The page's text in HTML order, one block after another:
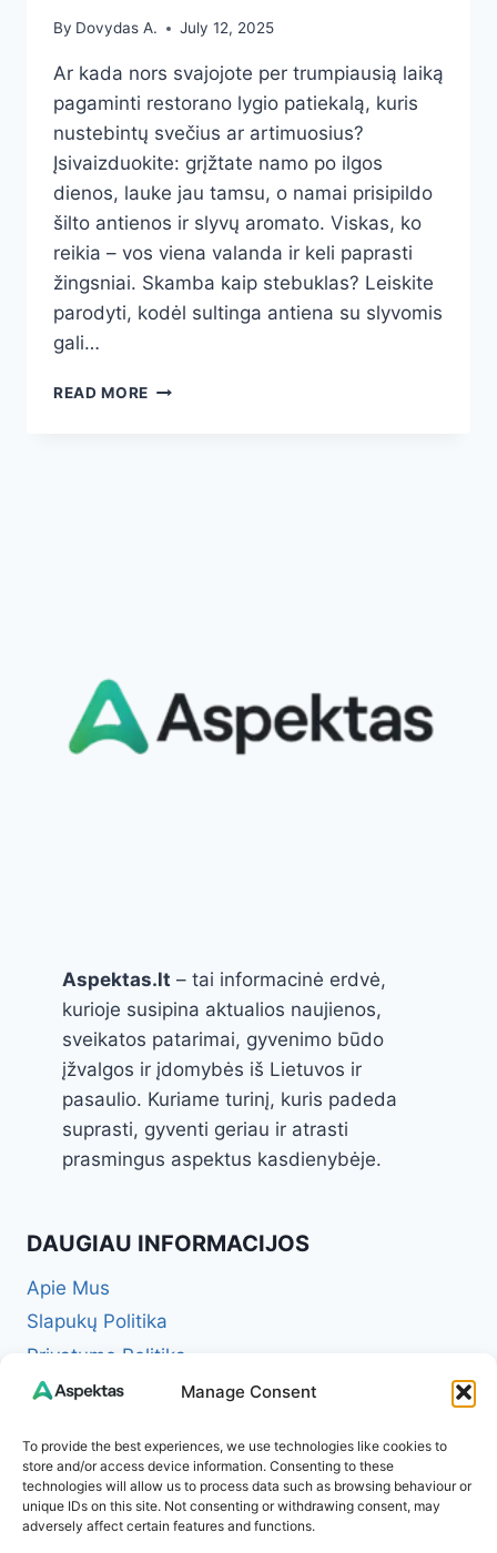
Manage Consent
To provide the best experiences, we use technologies like cookies to
store and/or access device information. Consenting to these
technologies will allow us to process data such as browsing behaviour or
unique IDs on this site. Not consenting or withdrawing consent, may
adversely affect certain features and functions.
By Dovydas A. July 12, 2025
Ar kada nors svajojote per trumpiausią laiką
pagaminti restorano lygio patiekalą, kuris
nustebintų svečius ar artimuosius?
Įsivaizduokite: grįžtate namo po ilgos
dienos, lauke jau tamsu, o namai prisipildo
šilto antienos ir slyvų aromato. Viskas, ko
reikia – vos viena valanda ir keli paprasti
žingsniai. Skamba kaip stebuklas? Leiskite
parodyti, kodėl sultinga antiena su slyvomis
gali…
READ MORE SULTINGA
Aspektas.lt – tai informacinė erdvė,
kurioje susipina aktualios naujienos,
sveikatos patarimai, gyvenimo būdo
įžvalgos ir įdomybės iš Lietuvos ir
pasaulio. Kuriame turinį, kuris padeda
suprasti, gyventi geriau ir atrasti
prasmingus aspektus kasdienybėje.
DAUGIAU INFORMACIJOS
Apie Mus
Slapukų Politika
Privatumo Politika
Redakcinė politika + Klaidų taisymo politika
Atsakomybės apribojimas (Disclaimer)
Naudojimosi taisyklės (Terms of Service)
Kontaktai